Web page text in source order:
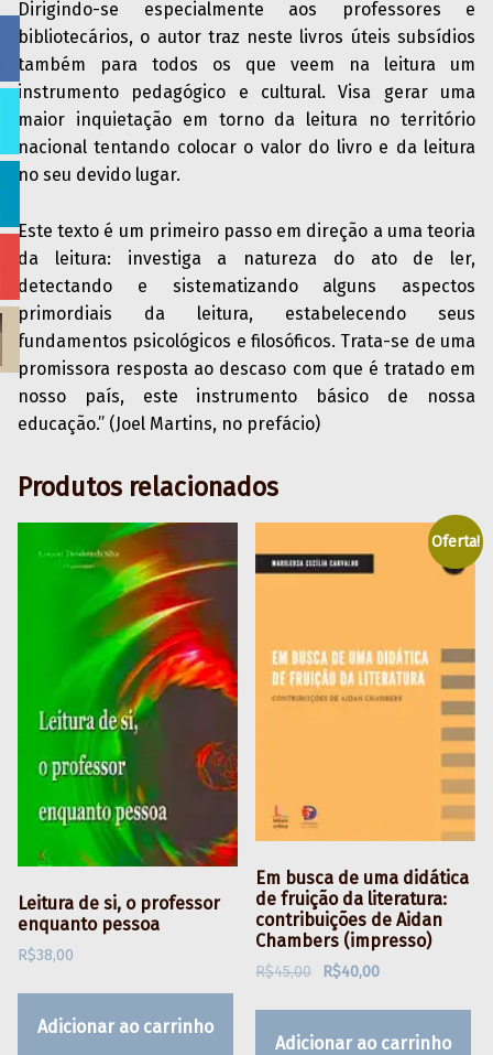
Dirigindo-se especialmente aos professores e
bibliotecários, o autor traz neste livros úteis subsídios
também para todos os que veem na leitura um
instrumento pedagógico e cultural. Visa gerar uma
maior inquietação em torno da leitura no território
nacional tentando colocar o valor do livro e da leitura
no seu devido lugar.
Este texto é um primeiro passo em direção a uma teoria
da leitura: investiga a natureza do ato de ler,
detectando e sistematizando alguns aspectos
primordiais da leitura, estabelecendo seus
fundamentos psicológicos e filosóficos. Trata-se de uma
promissora resposta ao descaso com que é tratado em
nosso país, este instrumento básico de nossa
educação.” (Joel Martins, no prefácio)
Produtos relacionados
Leitura de si, o professor
enquanto pessoa
R$38,00
Adicionar ao carrinho
Oferta!
Em busca de uma didática
de fruição da literatura:
contribuições de Aidan
Chambers (impresso)
R$45,00 O preço original era: R$45,00.
R$40,00
Adicionar ao carrinho